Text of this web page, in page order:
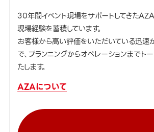
30年間イベント現場をサポートしてきた
現場経験を蓄積しています。
お客様から高い評価をいただいている迅速
で、プランニングからオペレーションまでト
たします。
AZAについて